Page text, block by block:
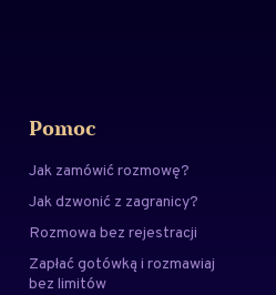
Pomoc
Jak zamówić rozmowę?
Jak dzwonić z zagranicy?
Rozmowa bez rejestracji
Zapłać gotówką i rozmawiaj
bez limitów